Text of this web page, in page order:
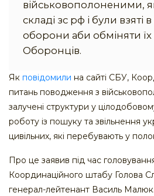
військовополоненими,
складі зс рф і були
оборони аби обміняти
Оборонців.
Як повідомили на сайті СБУ,
питань поводження з
залучені структури у
роботу із пошуку та звільнення
цивільних, які перебувають у
Про це заявив під час
Координаційного штабу Голова
генерал-лейтенант Василь Малюк.